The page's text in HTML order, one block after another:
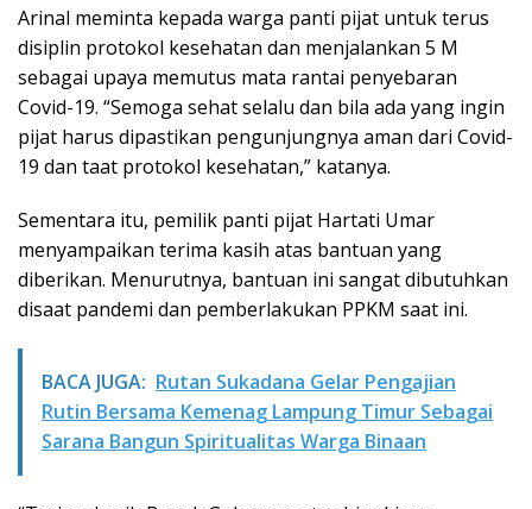
Arinal meminta kepada warga panti pijat untuk terus
disiplin protokol kesehatan dan menjalankan 5 M
sebagai upaya memutus mata rantai penyebaran
Covid-19. “Semoga sehat selalu dan bila ada yang ingin
pijat harus dipastikan pengunjungnya aman dari Covid-
19 dan taat protokol kesehatan,” katanya.
Sementara itu, pemilik panti pijat Hartati Umar
menyampaikan terima kasih atas bantuan yang
diberikan. Menurutnya, bantuan ini sangat dibutuhkan
disaat pandemi dan pemberlakukan PPKM saat ini.
BACA JUGA: Rutan Sukadana Gelar Pengajian
Rutin Bersama Kemenag Lampung Timur Sebagai
Sarana Bangun Spiritualitas Warga Binaan